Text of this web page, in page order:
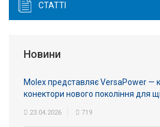
СТАТТІ
Новини
Molex представляє VersaPower —
конектори нового покоління для
23.04.2026 719